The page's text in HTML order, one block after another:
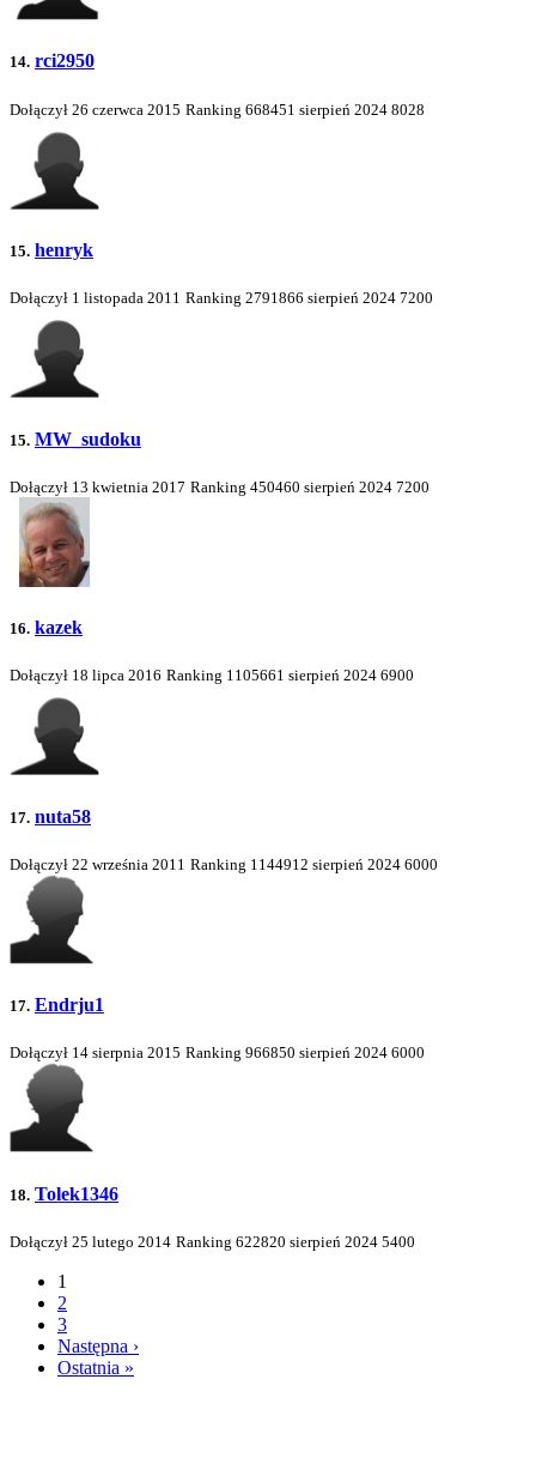
14. rci2950
Dołączył 26 czerwca 2015 Ranking 668451 sierpień 2024 8028
15. henryk
Dołączył 1 listopada 2011 Ranking 2791866 sierpień 2024 7200
15. MW_sudoku
Dołączył 13 kwietnia 2017 Ranking 450460 sierpień 2024 7200
16. kazek
Dołączył 18 lipca 2016 Ranking 1105661 sierpień 2024 6900
17. nuta58
Dołączył 22 września 2011 Ranking 1144912 sierpień 2024 6000
17. Endrju1
Dołączył 14 sierpnia 2015 Ranking 966850 sierpień 2024 6000
18. Tolek1346
Dołączył 25 lutego 2014 Ranking 622820 sierpień 2024 5400
1
2
3
Następna ›
Ostatnia »